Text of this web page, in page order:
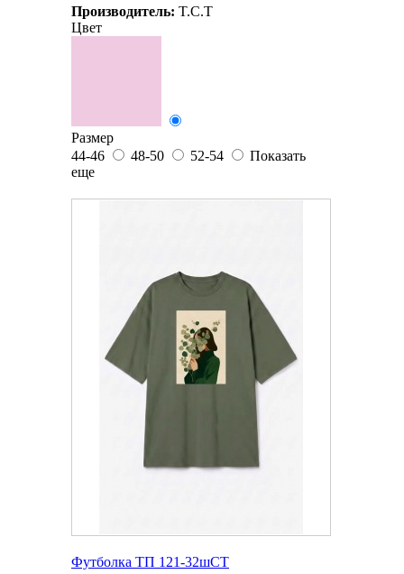
Производитель: T.C.T
Цвет
Размер
44-46
48-50 52-54
Показать
еще
Футболка ТП 121-32шСТ